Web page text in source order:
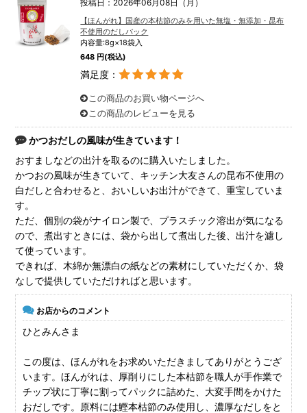
投稿日：2026年06月08日（月）
【ほんがれ】国産の本枯節のみを用いた無塩・無添加・昆布
不使用のだしパック
内容量:8g×18袋入
648 円(税込)
満足度：
この商品のお買い物ページへ
この商品のレビューを見る
かつおだしの風味が生きています！
おすましなどの出汁を取るのに購入いたしました。
かつおの風味が生きていて、キッチン大友さんの昆布不使用の
白だしと合わせると、おいしいお出汁ができて、重宝していま
す。
ただ、個別の袋がナイロン製で、プラスチック溶出が気になる
ので、煮出すときには、袋から出して煮出した後、出汁を濾し
て使っています。
できれば、木綿か無漂白の紙などの素材にしていただくか、袋
なしで提供していただければと思います。
お店からのコメント
ひとみんさま
この度は、ほんがれをお求めいただきましてありがとうござ
います。ほんがれは、厚削りにした本枯節を職人が手作業で
チップ状に丁寧に割ってパックに詰めた、大変手間をかけた
おだしです。原料には鰹本枯節のみ使用し、濃厚なだしをと